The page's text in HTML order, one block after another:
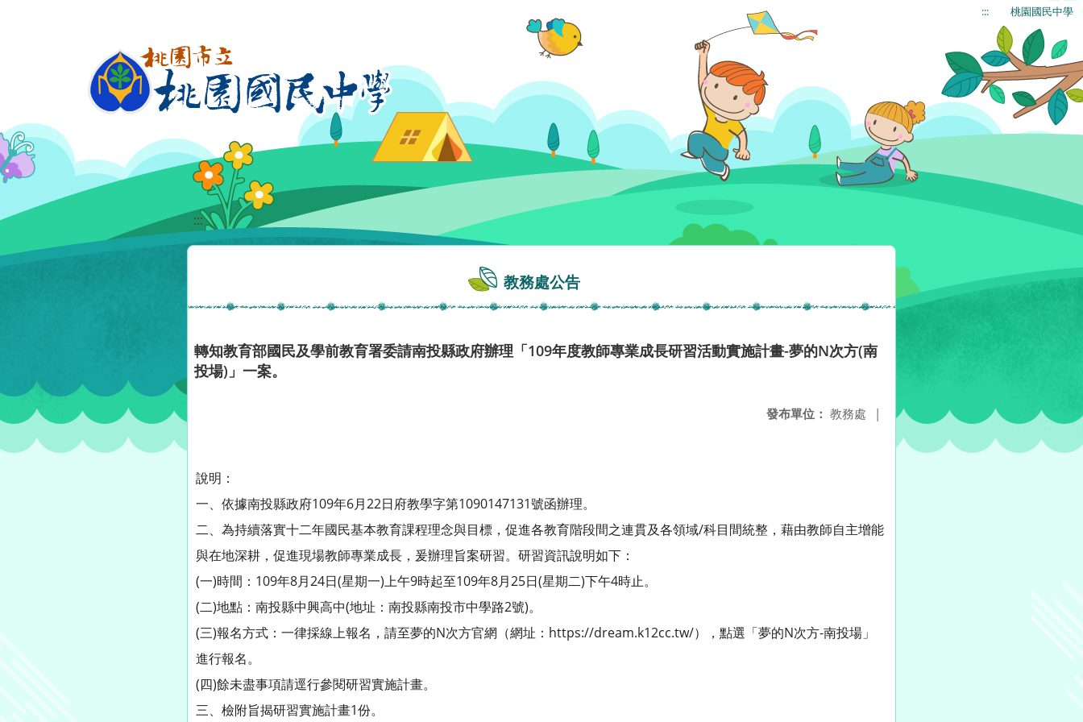
::: 桃園國民中學
:::
教務處公告
轉知教育部國民及學前教育署委請南投縣政府辦理「109年度教師專業成長研習活動實施計畫-夢的N次方(南
投場)」一案。
發布單位： 教務處 |
說明：
一、依據南投縣政府109年6月22日府教學字第1090147131號函辦理。
二、為持續落實十二年國民基本教育課程理念與目標，促進各教育階段間之連貫及各領域/科目間統整，藉由教師自主增能
與在地深耕，促進現場教師專業成長，爰辦理旨案研習。研習資訊說明如下：
(一)時間：109年8月24日(星期一)上午9時起至109年8月25日(星期二)下午4時止。
(二)地點：南投縣中興高中(地址：南投縣南投市中學路2號)。
(三)報名方式：一律採線上報名，請至夢的N次方官網（網址：https://dream.k12cc.tw/），點選「夢的N次方-南投場」
進行報名。
(四)餘未盡事項請逕行參閱研習實施計畫。
三、檢附旨揭研習實施計畫1份。